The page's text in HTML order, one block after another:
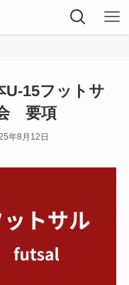
U-15フットサ
要項
年8月12日